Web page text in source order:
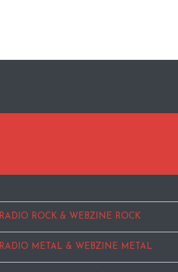
RADIO ROCK & WEBZINE ROCK
RADIO METAL & WEBZINE METAL